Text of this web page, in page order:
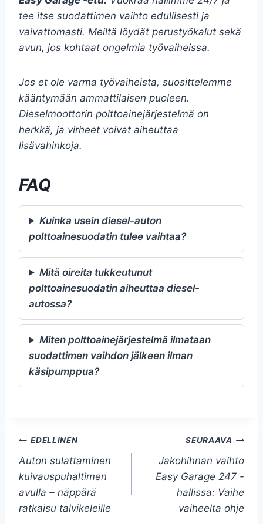
tee itse suodattimen vaihto edullisesti ja
vaivattomasti. Meiltä löydät perustyökalut sekä
avun, jos kohtaat ongelmia työvaiheissa.
Jos et ole varma työvaiheista, suosittelemme
kääntymään ammattilaisen puoleen.
Dieselmoottorin polttoainejärjestelmä on
herkkä, ja virheet voivat aiheuttaa
lisävahinkoja.
FAQ
Kuinka usein diesel-auton
polttoainesuodatin tulee vaihtaa?
Mitä oireita tukkeutunut
polttoainesuodatin aiheuttaa diesel-
autossa?
Miten polttoainejärjestelmä ilmataan
suodattimen vaihdon jälkeen ilman
käsipumppua?
Artikkelien
selaus
EDELLINEN
Auton sulattaminen
kuivauspuhaltimen
avulla – näppärä
ratkaisu talvikeleille
SEURAAVA
Jakohihnan vaihto
Easy Garage 247 -
hallissa: Vaihe
vaiheelta ohje